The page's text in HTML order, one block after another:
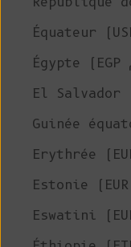
Équateur
El Salvador
Guinée
Erythrée
Estonie
Eswatini